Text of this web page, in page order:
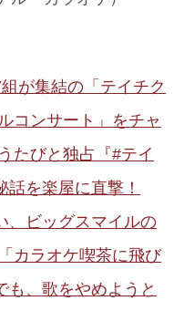
が集結の「テイチク
コンサート」をチャ
たびと独占『#テイ
を楽屋に直撃！
、ビッグスマイルの
カラオケ喫茶に飛び
も、歌をやめようと